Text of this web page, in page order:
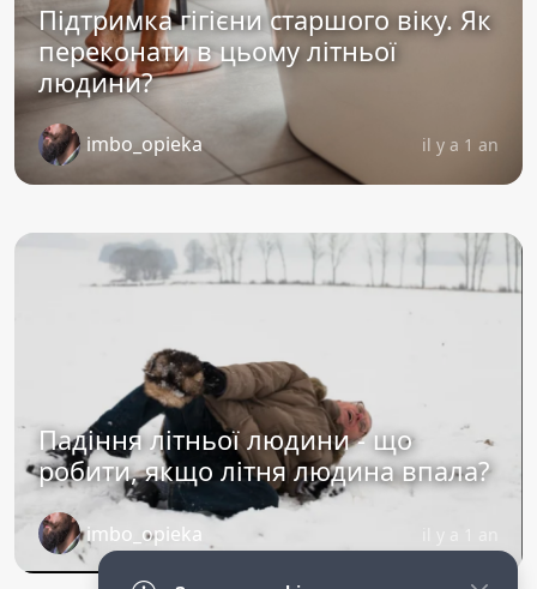
Підтримка гігієни старшого віку. Як
переконати в цьому літньої
людини?
imbo_opieka il y a 1 an
Падіння літньої людини - що
робити, якщо літня людина впала?
imbo_opieka